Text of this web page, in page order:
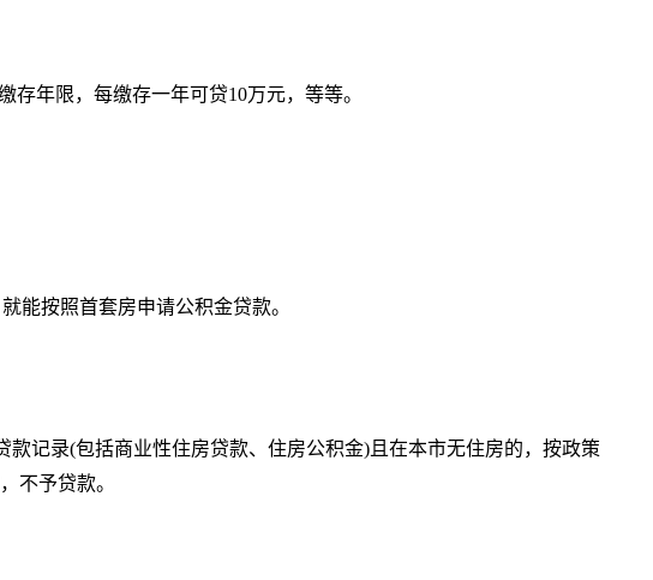
年限，每缴存一年可贷10万元，等等。
能按照首套房申请公积金贷款。
记录(包括商业性住房贷款、住房公积金)且在本市无住房的，按政策
不予贷款。